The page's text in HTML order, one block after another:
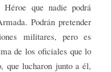
que nadie podrá
Podrán pretender
militares, pero es
de los oficiales que lo
que lucharon junto a él,